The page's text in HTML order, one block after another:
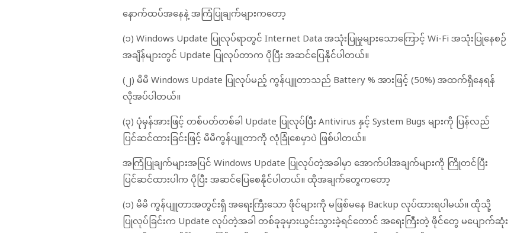
နောက်ထပ်အနေနဲ့ အကြံပြုချက်များကတော့
(၁) Windows Update ပြုလုပ်ရာတွင် Internet Data အသုံးပြုမှုများသောကြောင့် Wi-Fi အသုံးပြုနေစဉ်
အချိန်များတွင် Update ပြုလုပ်တာက ပိုပြီး အဆင်ပြေနိုင်ပါတယ်။
(၂) မိမိ Windows Update ပြုလုပ်မည့် ကွန်ပျူတာသည် Battery % အားဖြင့် (50%) အထက်ရှိနေရန်
လိုအပ်ပါတယ်။
(၃) ပုံမှန်အားဖြင့် တစ်ပတ်တစ်ခါ Update ပြုလုပ်ပြီး Antivirus နှင့် System Bugs များကို ပြန်လည်
ပြင်ဆင်ထားခြင်းဖြင့် မိမိကွန်ပျူတာကို လုံခြုံစေမှာပဲ ဖြစ်ပါတယ်။
အကြံပြုချက်များအပြင် Windows Update ပြုလုပ်တဲ့အခါမှာ အောက်ပါအချက်များကို ကြိုတင်ပြီး
ပြင်ဆင်ထားပါက ပိုပြီး အဆင်ပြေစေနိုင်ပါတယ်။ ထိုအချက်တွေကတော့
(၁) မိမိ ကွန်ပျူတာအတွင်းရှိ အရေးကြီးသော ဖိုင်များကို မဖြစ်မနေ Backup လုပ်ထားရပါမယ်။ ထိုသို့
ပြုလုပ်ခြင်းက Update လုပ်တဲ့အခါ တစ်ခုခုမှားယွင်းသွားခဲ့ရင်တောင် အရေးကြီးတဲ့ ဖိုင်တွေ မပျောက်ဆုံး